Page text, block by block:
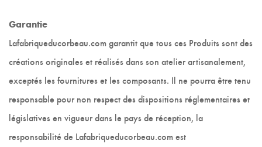
Garantie
Lafabriqueducorbeau.com garantit que tous ces Produits sont des
créations originales et réalisés dans son atelier artisanalement,
exceptés les fournitures et les composants. Il ne pourra être tenu
responsable pour non respect des dispositions réglementaires et
législatives en vigueur dans le pays de réception, la
responsabilité de Lafabriqueducorbeau.com est